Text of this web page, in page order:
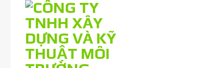
content